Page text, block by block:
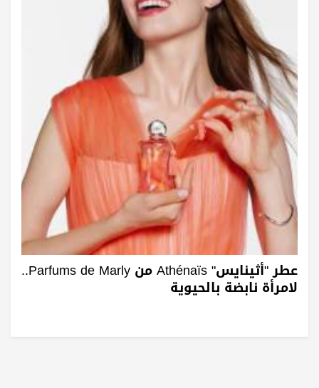
عطر "أثينايس" Athénaïs من Parfums de Marly..
لامرأة نابضة بالحيوية